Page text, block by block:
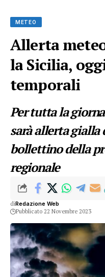
METEO
Allerta
la Sicilia,
temporali
Per tutta la
sarà allerta gialla
bollettino della
regionale
diRedazione Web
Pubblicato 22 Novembre 2023